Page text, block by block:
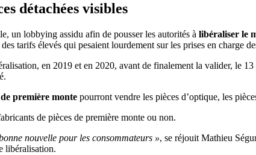
détachées visibles
un lobbying assidu afin de pousser les autorités à libéraliser le
tarifs élevés qui pesaient lourdement sur les prises en charge
en 2019 et en 2020, avant de finalement la valider, le
première monte pourront vendre les pièces d’optique, les
de pièces de première monte ou non.
nouvelle pour les consommateurs », se réjouit Mathieu
libéralisation.